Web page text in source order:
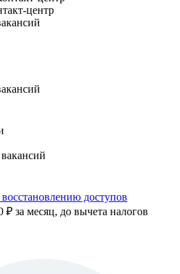
центр
доступов
₽ за месяц, до вычета налогов